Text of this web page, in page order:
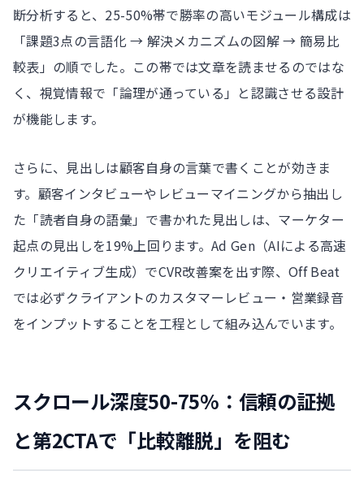
断分析すると、25-50%帯で勝率の高いモジュール構成は
「課題3点の言語化 → 解決メカニズムの図解 → 簡易比
較表」の順でした。この帯では文章を読ませるのではな
く、視覚情報で「論理が通っている」と認識させる設計
が機能します。
さらに、見出しは顧客自身の言葉で書くことが効きま
す。顧客インタビューやレビューマイニングから抽出し
た「読者自身の語彙」で書かれた見出しは、マーケター
起点の見出しを19%上回ります。Ad Gen（AIによる高速
クリエイティブ生成）でCVR改善案を出す際、Off Beat
では必ずクライアントのカスタマーレビュー・営業録音
をインプットすることを工程として組み込んでいます。
スクロール深度50-75%：信頼の証拠
と第2CTAで「比較離脱」を阻む